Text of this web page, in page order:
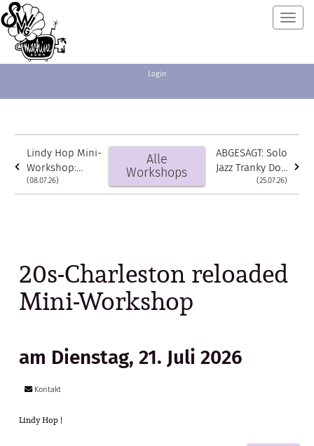
Login
Lindy Hop Mini-
Workshop:
Fancy Moves
mit Jana & Dave
(08.07.26)
Alle
Workshops
ABGESAGT: Solo
Jazz Tranky Doo
Routine
(25.07.26)
20s-Charleston reloaded
Mini-Workshop
am Dienstag, 21. Juli 2026
Kontakt
Lindy Hop |